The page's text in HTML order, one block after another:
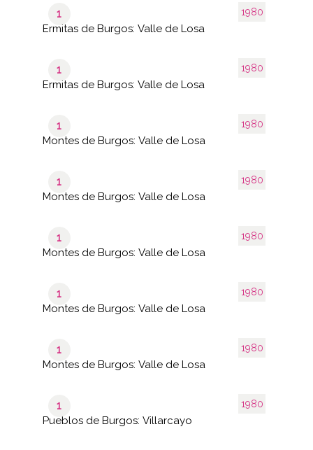
1980
1
Ermitas de Burgos: Valle de Losa
1980
1
Ermitas de Burgos: Valle de Losa
1980
1
Montes de Burgos: Valle de Losa
1980
1
Montes de Burgos: Valle de Losa
1980
1
Montes de Burgos: Valle de Losa
1980
1
Montes de Burgos: Valle de Losa
1980
1
Montes de Burgos: Valle de Losa
1980
1
Pueblos de Burgos: Villarcayo